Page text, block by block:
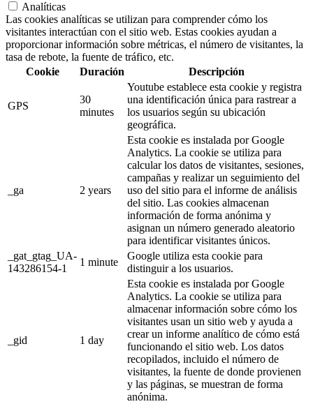
Analíticas
Las cookies analíticas se utilizan para comprender cómo los
visitantes interactúan con el sitio web. Estas cookies ayudan a
proporcionar información sobre métricas, el número de visitantes, la
tasa de rebote, la fuente de tráfico, etc.
Cookie
Duración Descripción
GPS
30
minutes
Youtube establece esta cookie y registra
una identificación única para rastrear a
los usuarios según su ubicación
geográfica.
_ga 2 years
Esta cookie es instalada por Google
Analytics. La cookie se utiliza para
calcular los datos de visitantes, sesiones,
campañas y realizar un seguimiento del
uso del sitio para el informe de análisis
del sitio. Las cookies almacenan
información de forma anónima y
asignan un número generado aleatorio
para identificar visitantes únicos.
_gat_gtag_UA-
143286154-1
1 minute
Google utiliza esta cookie para
distinguir a los usuarios.
_gid 1 day
Esta cookie es instalada por Google
Analytics. La cookie se utiliza para
almacenar información sobre cómo los
visitantes usan un sitio web y ayuda a
crear un informe analítico de cómo está
funcionando el sitio web. Los datos
recopilados, incluido el número de
visitantes, la fuente de donde provienen
y las páginas, se muestran de forma
anónima.